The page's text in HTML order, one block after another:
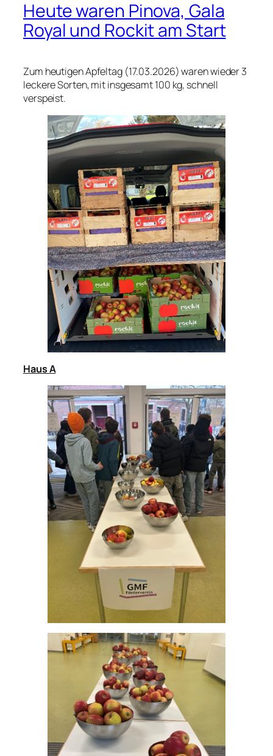
Heute waren Pinova, Gala
Royal und Rockit am Start
Zum heutigen Apfeltag (17.03.2026) waren wieder 3
leckere Sorten, mit insgesamt 100 kg, schnell
verspeist.
Haus A